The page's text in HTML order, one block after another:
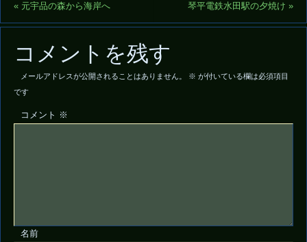
«元宇品の森から海岸へ 琴平電鉄水田駅の夕焼け»
コメントを残す
メールアドレスが公開されることはありません。 ※ が付いている欄は必須項目
です
コメント ※
名前